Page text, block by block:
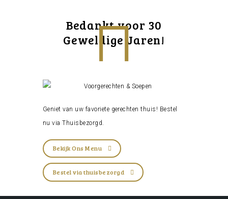
Bedankt voor 30
Geweldige Jaren!
Geniet van uw favoriete gerechten thuis! Bestel
nu viaThuisbezorgd
Bekijk Ons Menu
Bestel via thuisbezorgd